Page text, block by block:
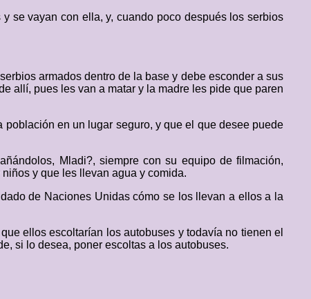
se vayan con ella, y, cuando poco después los serbios
armados dentro de la base y debe esconder a sus
allí, pues les van a matar y la madre les pide que paren
en un lugar seguro, y que el que desee puede
Mladi?, siempre con su equipo de filmación,
y que les llevan agua y comida.
de Naciones Unidas cómo se los llevan a ellos a la
ellos escoltarían los autobuses y todavía no tienen el
si lo desea, poner escoltas a los autobuses.